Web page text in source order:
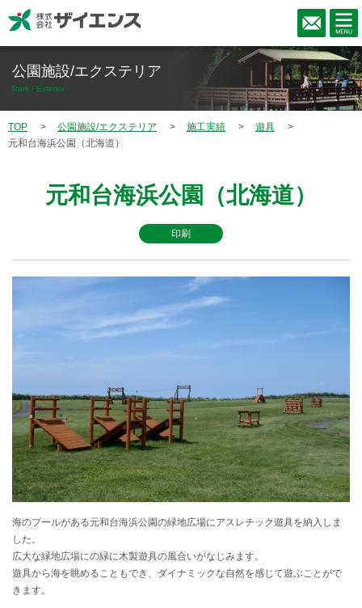
公園施設/エクステリア
Park / Exterior
TOP 公園施設/エクステリア 施工実績
遊具
元和台海浜公園（北海道）
元和台海浜公園（北海道）
印刷
海のプールがある元和台海浜公園の緑地広場にアスレチック遊具を納入しま
した。
広大な緑地広場にの緑に木製遊具の風合いがなじみます。
遊具から海を眺めることもでき、ダイナミックな自然を感じて遊ぶことがで
きます。